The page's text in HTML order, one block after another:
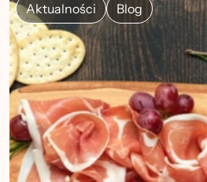
Aktualności Blog